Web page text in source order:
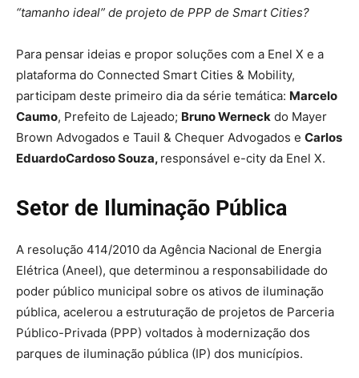
“tamanho ideal” de projeto de PPP de Smart Cities?
Para pensar ideias e propor soluções com a Enel X e a
plataforma do Connected Smart Cities & Mobility,
participam deste primeiro dia da série temática: Marcelo
Caumo, Prefeito de Lajeado; Bruno Werneck do Mayer
Brown Advogados e Tauil & Chequer Advogados e Carlos
EduardoCardoso Souza, responsável e-city da Enel X.
Setor de Iluminação Pública
A resolução 414/2010 da Agência Nacional de Energia
Elétrica (Aneel), que determinou a responsabilidade do
poder público municipal sobre os ativos de iluminação
pública, acelerou a estruturação de projetos de Parceria
Público-Privada (PPP) voltados à modernização dos
parques de iluminação pública (IP) dos municípios.